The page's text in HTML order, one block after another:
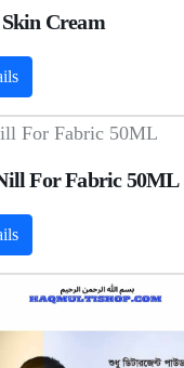
Cream
For Fabric 50ML